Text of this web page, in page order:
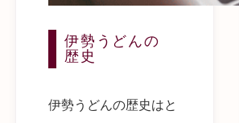
伊勢うどんの
歴史
伊勢うどんの歴史はと